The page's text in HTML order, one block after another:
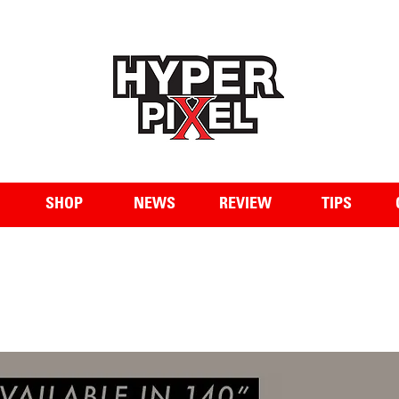
SHOP NEWS REVIEW TIPS